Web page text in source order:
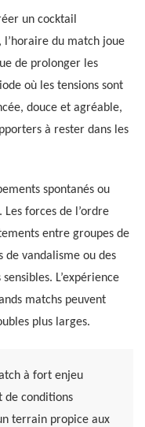
un cocktail
l’horaire du match joue
de prolonger les
où les tensions sont
douce et agréable,
à rester dans les
spontanés ou
forces de l’ordre
entre groupes de
de vandalisme ou des
L’expérience
matchs peuvent
plus larges.
à fort enjeu
de conditions
terrain propice aux